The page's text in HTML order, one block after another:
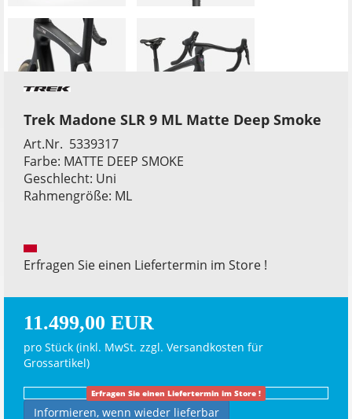
Trek Madone SLR 9 ML Matte Deep Smoke
Art.Nr. 5339317
Farbe: MATTE DEEP SMOKE
Geschlecht: Uni
Rahmengröße: ML
Erfragen Sie einen Liefertermin im Store !
11.499,00 EUR
pro Stück (inkl. MwSt. zzgl. Versandkosten für
Grossartikel)
Erfragen Sie einen Liefertermin im Store !
Informieren, wenn wieder lieferbar